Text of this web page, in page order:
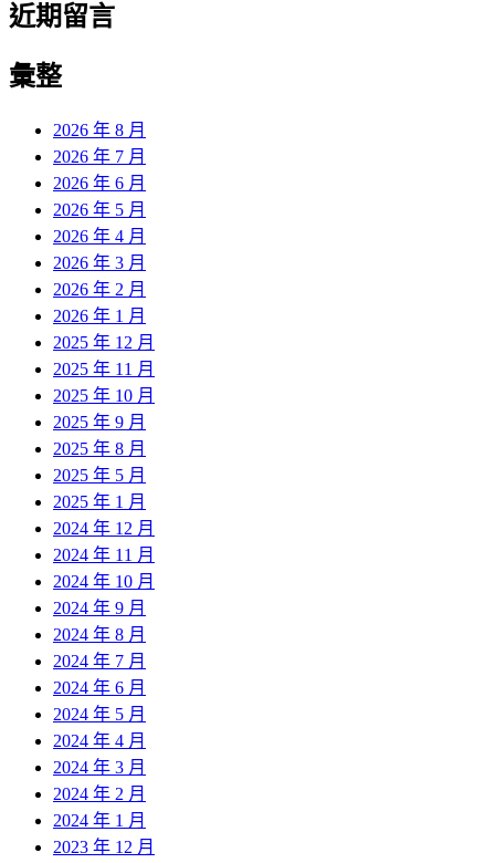
近期留言
彙整
2026 年 8 月
2026 年 7 月
2026 年 6 月
2026 年 5 月
2026 年 4 月
2026 年 3 月
2026 年 2 月
2026 年 1 月
2025 年 12 月
2025 年 11 月
2025 年 10 月
2025 年 9 月
2025 年 8 月
2025 年 5 月
2025 年 1 月
2024 年 12 月
2024 年 11 月
2024 年 10 月
2024 年 9 月
2024 年 8 月
2024 年 7 月
2024 年 6 月
2024 年 5 月
2024 年 4 月
2024 年 3 月
2024 年 2 月
2024 年 1 月
2023 年 12 月